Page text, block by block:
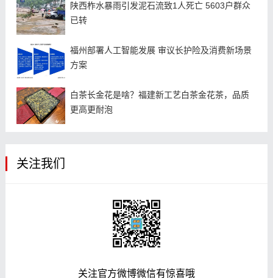
陕西柞水暴雨引发泥石流致1人死亡 5603户群众
已转
福州部署人工智能发展 审议长护险及消费新场景
方案
白茶长金花是啥？福建新工艺白茶金花茶，品质
更高更耐泡
关注我们
关注官方微博微信有惊喜哦